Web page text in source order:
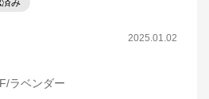
み
2025.01.02
F/ラベンダー